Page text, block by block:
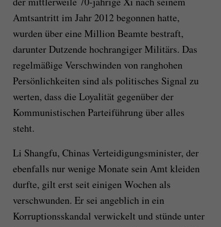
Amtsantritt im Jahr 2012 begonnen hatte,
wurden über eine Million Beamte bestraft,
darunter Dutzende hochrangiger Militärs. Das
regelmäßige Verschwinden von ranghohen
Persönlichkeiten sind als politisches Signal zu
werten, dass die Loyalität gegenüber der
Kommunistischen Parteiführung über alles
steht.
Li Shangfu, Chinas Verteidigungsminister, der
ebenfalls nur wenige Monate sein Amt kleiden
durfte, gilt erst seit einigen Wochen als
verschwunden. Er sei angeblich in ein
Korruptionsskandal verwickelt und stünde unter